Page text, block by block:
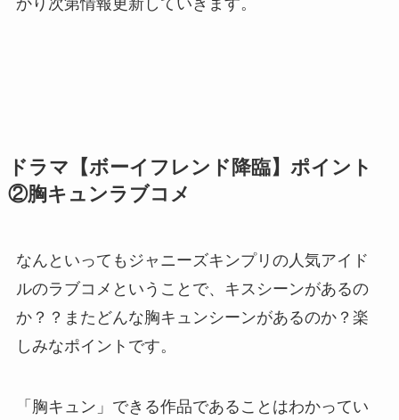
ドラマ【ボーイフレンド降臨】ポイント
②胸キュンラブコメ
なんといってもジャニーズキンプリの人気アイド
ルのラブコメということで、キスシーンがあるの
か？？またどんな胸キュンシーンがあるのか？楽
しみなポイントです。
「胸キュン」できる作品であることはわかってい